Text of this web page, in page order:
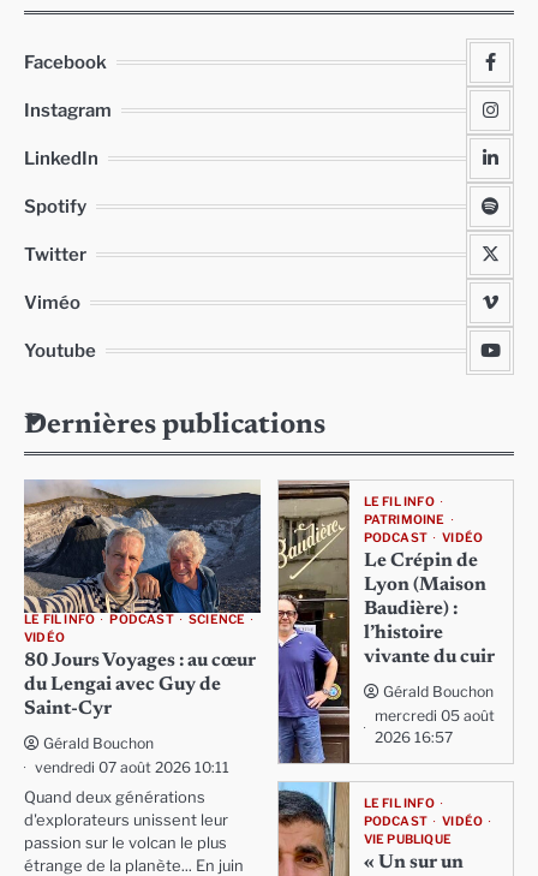
Facebook
Instagram
LinkedIn
Spotify
Twitter
Viméo
Youtube
Dernières publications
LE FIL INFO PODCAST
SCIENCE
VIDÉO
80 Jours Voyages : au cœur
du Lengai avec Guy de
Saint-Cyr
Gérald Bouchon
vendredi 07 août 2026 10:11
Quand deux générations
d'explorateurs unissent leur
passion sur le volcan le plus
étrange de la planète... En juin
LE FIL INFO
PATRIMOINE
PODCAST
VIDÉO
Le Crépin de
Lyon (Maison
Baudière) :
l’histoire
vivante du cuir
Gérald Bouchon
mercredi 05 août
2026 16:57
LE FIL INFO
PODCAST
VIDÉO
VIE PUBLIQUE
« Un sur un